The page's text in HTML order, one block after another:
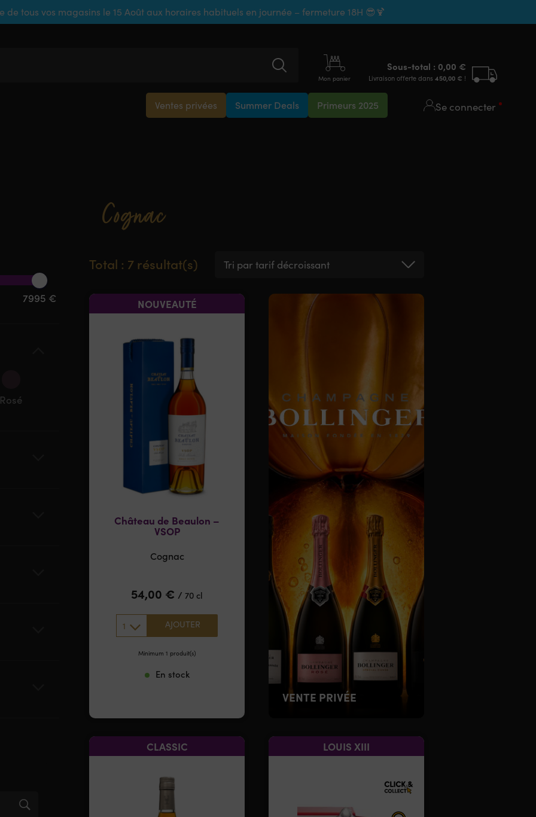
tous vos magasins le 15 Août aux horaires habituels en journée – fermeture 18H 😎🍹
Mon panier
Sous-total : 0,00 €
Livraison offerte dans 450,00 € !
Ventes privées Summer Deals Primeurs 2025 Se connecter
Cognac
7995 €
Rosé
Total : 7 résultat(s) Tri par tarif décroissant
NOUVEAUTÉ
Château de Beaulon –
VSOP
Cognac
54,00 € / 70 cl
1 AJOUTER
Minimum 1 produit(s)
En stock
VENTE PRIVÉE
CLASSIC LOUIS XIII